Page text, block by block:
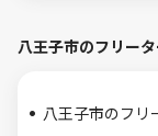
八王子市のフリー
八王子市のフリ